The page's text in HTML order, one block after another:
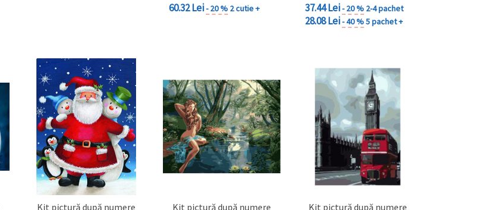
60.32 Lei- 20 % 2 cutie + 37.44 Lei- 20 % 2-4 pachet
28.08 Lei- 40 %5 pachet +
Kit pictură după numere
Kit pictură după numere
Kit pictură după numere